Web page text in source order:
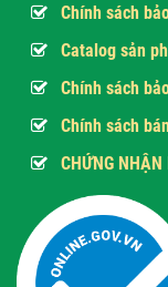
Chính sách
Catalog sản
Chính sách
Chính sách
CHỨNG